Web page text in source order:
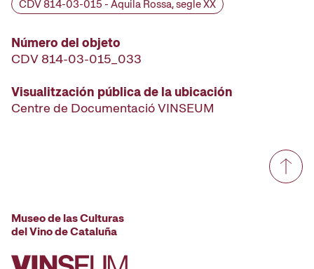
CDV 814-03-015 - Aquila Rossa, segle XX
Número del objeto
CDV 814-03-015_033
Visualitzación pública de la ubicación
Centre de Documentació VINSEUM
Museo de las Culturas
del Vino de Cataluña